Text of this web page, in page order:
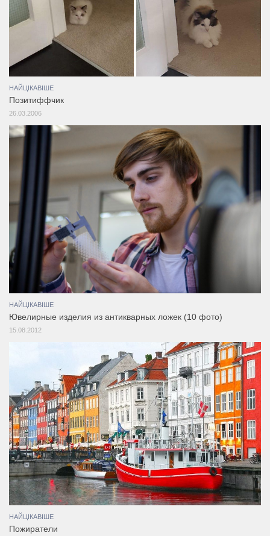
НАЙЦІКАВІШЕ
Позитиффчик
26.03.2006
НАЙЦІКАВІШЕ
Ювелирные изделия из антикварных ложек (10 фото)
15.08.2012
НАЙЦІКАВІШЕ
Пожиратели